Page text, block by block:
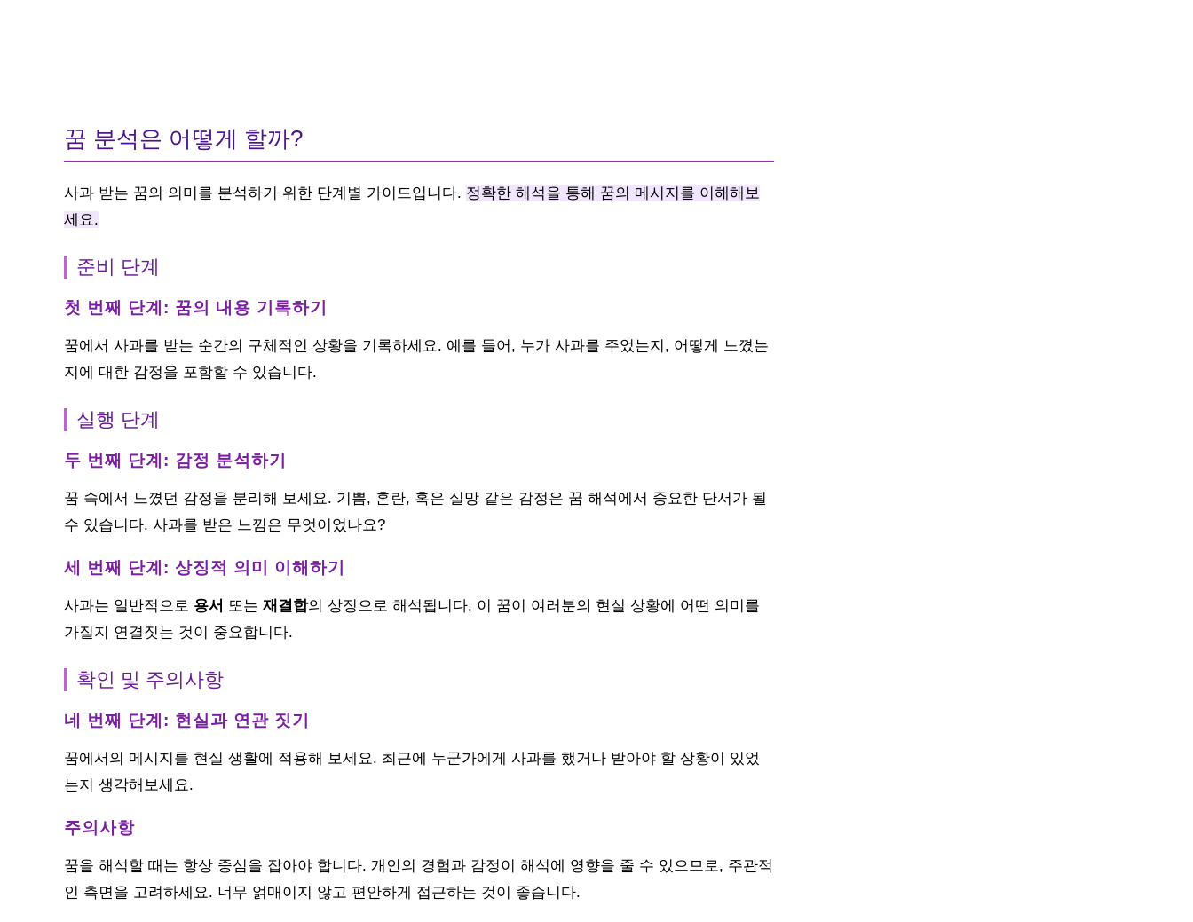
꿈 분석은 어떻게 할까?
사과 받는 꿈의 의미를 분석하기 위한 단계별 가이드입니다. 정확한 해석을 통해 꿈의 메시지를 이해해보
세요.
준비 단계
첫 번째 단계: 꿈의 내용 기록하기
꿈에서 사과를 받는 순간의 구체적인 상황을 기록하세요. 예를 들어, 누가 사과를 주었는지, 어떻게 느꼈는
지에 대한 감정을 포함할 수 있습니다.
실행 단계
두 번째 단계: 감정 분석하기
꿈 속에서 느꼈던 감정을 분리해 보세요. 기쁨, 혼란, 혹은 실망 같은 감정은 꿈 해석에서 중요한 단서가 될
수 있습니다. 사과를 받은 느낌은 무엇이었나요?
세 번째 단계: 상징적 의미 이해하기
사과는 일반적으로 용서 또는 재결합의 상징으로 해석됩니다. 이 꿈이 여러분의 현실 상황에 어떤 의미를
가질지 연결짓는 것이 중요합니다.
확인 및 주의사항
네 번째 단계: 현실과 연관 짓기
꿈에서의 메시지를 현실 생활에 적용해 보세요. 최근에 누군가에게 사과를 했거나 받아야 할 상황이 있었
는지 생각해보세요.
주의사항
꿈을 해석할 때는 항상 중심을 잡아야 합니다. 개인의 경험과 감정이 해석에 영향을 줄 수 있으므로, 주관적
인 측면을 고려하세요. 너무 얽매이지 않고 편안하게 접근하는 것이 좋습니다.